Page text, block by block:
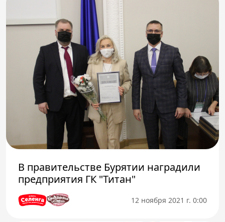
В правительстве Бурятии наградили
предприятия ГК "Титан"
12 ноября 2021 г. 0:00